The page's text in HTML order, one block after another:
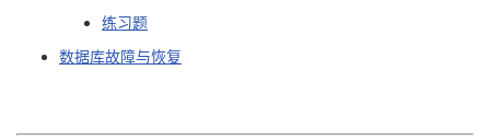
播
活
的
我
练习题
数据库故障与恢复